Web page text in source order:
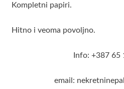
Kompletni papiri.
Hitno i veoma povoljno.
Info: +387 65
email: